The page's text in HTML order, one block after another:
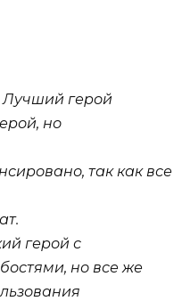
герой
но
так как все
герой с
но все же